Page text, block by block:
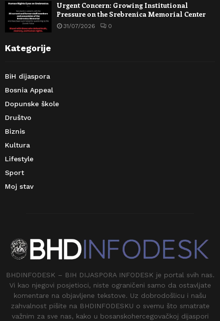
Urgent Concern: Growing Institutional
Pressure on the Srebrenica Memorial Center
31/07/2026 0
Kategorije
BiH dijaspora
Bosnia Appeal
Dopunske škole
Društvo
Biznis
Kultura
Lifestyle
Sport
Moj stav
BHDINFODESK – BIH DIJASPORA INFODESK je portal svih nas.
Vi kao njegovi posjetioci, niste ograničeni samo da ostavljate
komentare na objavljene tekstove. Uz dobrodošlicu i našu
zahvalnost pišite na BHDINFODESKU o svemu što smatrate
važnim za sve nas, kako u bosanskohercegovačkoj dijaspori